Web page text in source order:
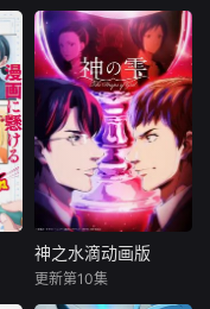
在时空的交错点开
着一间酒馆——谷
雨街后巷。无论城
市的角落，还是繁
星坠落的荒漠，穿
过现实的迷宫，欢
迎光临“谷雨街后
巷”。在这有着无尽
时间的酒馆里，点
杯梦，邂逅形形色
色的客人吧。看水
神之水滴动画版
神之水滴动画版
更新第10集